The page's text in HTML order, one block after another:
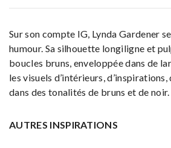
Sur son compte IG, Lynda Gardener
humour. Sa silhouette longiligne et
boucles bruns, enveloppée dans de
les visuels d’intérieurs,
dans des tonalités de bruns et de noir.
AUTRES INSPIRATIONS